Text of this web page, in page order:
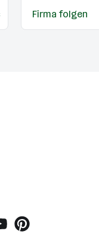
Firma folgen